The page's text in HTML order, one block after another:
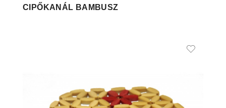
CIPŐKANÁL BAMBUSZ